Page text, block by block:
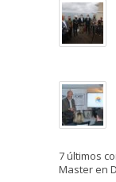
7 últimos
Master en